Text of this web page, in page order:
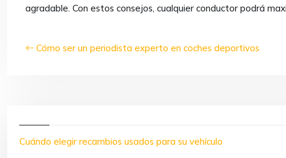
agradable. Con estos consejos, cualquier conductor podrá
Cómo ser un periodista experto en coches deportivos
Cuándo elegir recambios usados para su vehículo